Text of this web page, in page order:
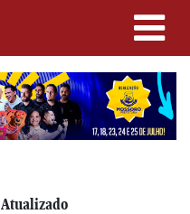
Atualizado